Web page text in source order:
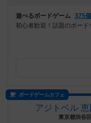
遊べるボードゲーム 375個
初心者歓迎！話題のボード
ボードゲームカフェ
アジトベル
東京都渋谷